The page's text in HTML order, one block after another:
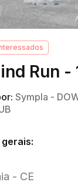
Run -
Sympla -
- CE